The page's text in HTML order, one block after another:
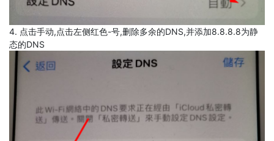
4. 点击手动,点击左侧红色-号,删除多余的DNS,并添加8.8.8.8为静
态的DNS